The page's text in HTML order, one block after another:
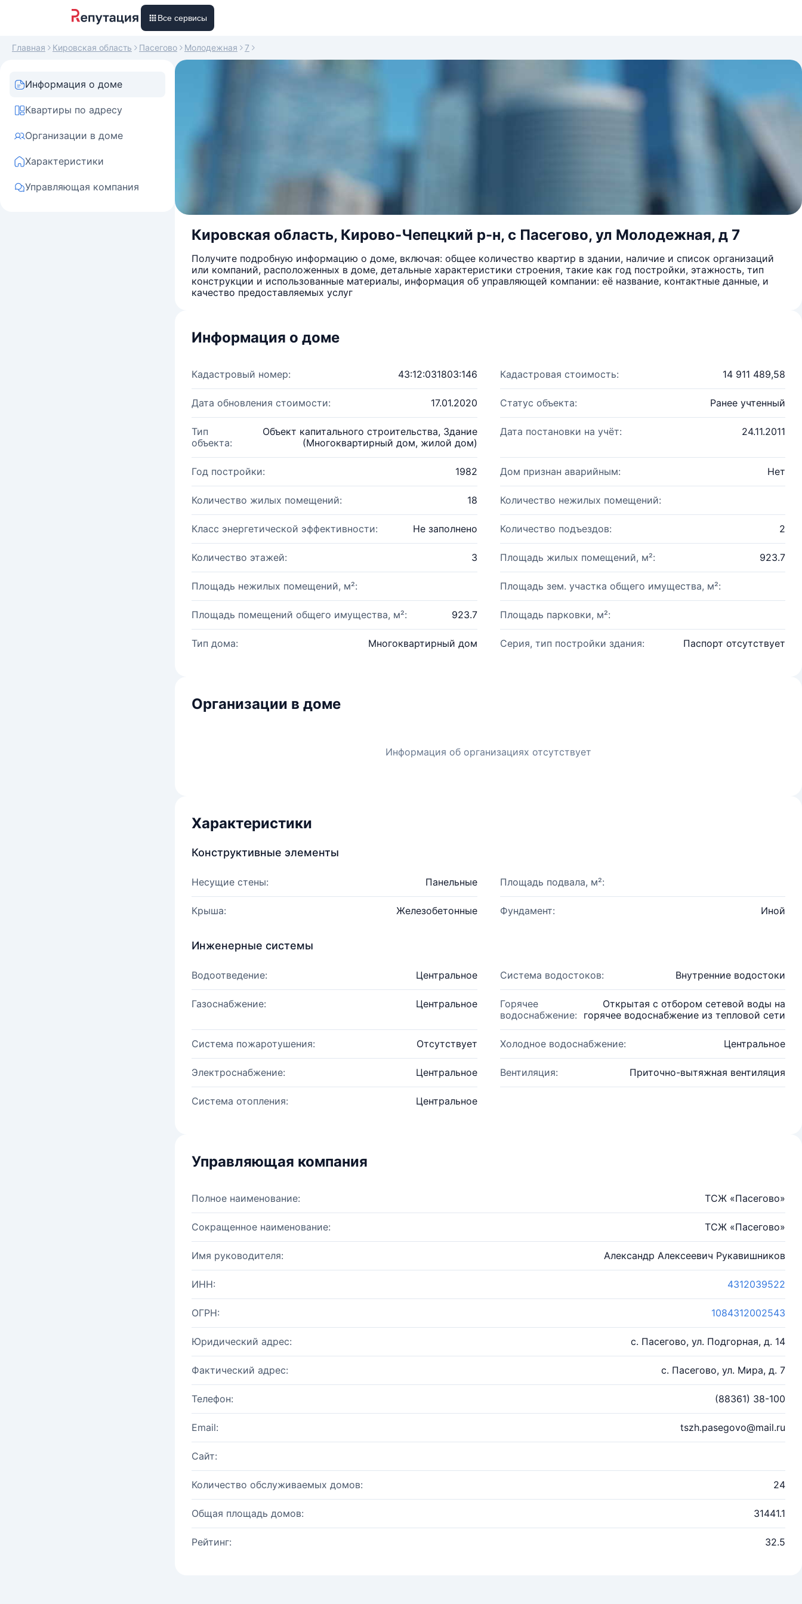
Все сервисы
Главная Кировская область Пасегово Молодежная 7
Информация о доме
Квартиры по адресу
Организации в доме
Характеристики
Управляющая компания
Кировская область, Кирово-Чепецкий р-н, с Пасегово, ул Молодежная, д 7
Получите подробную информацию о доме, включая: общее количество квартир в здании, наличие и список организаций
или компаний, расположенных в доме, детальные характеристики строения, такие как год постройки, этажность, тип
конструкции и использованные материалы, информация об управляющей компании: её название, контактные данные, и
качество предоставляемых услуг
Информация о доме
Кадастровый номер: 43:12:031803:146 Кадастровая стоимость: 14 911 489,58
Дата обновления стоимости: 17.01.2020 Статус объекта: Ранее учтенный
Тип
объекта:
Объект капитального строительства, Здание
(Многоквартирный дом, жилой дом)
Дата постановки на учёт: 24.11.2011
Год постройки: 1982 Дом признан аварийным: Нет
Количество жилых помещений: 18 Количество нежилых помещений:
Класс энергетической эффективности: Не заполнено Количество подъездов: 2
Количество этажей: 3 Площадь жилых помещений, м²: 923.7
Площадь нежилых помещений, м²: Площадь зем. участка общего имущества, м²:
Площадь помещений общего имущества, м²: 923.7 Площадь парковки, м²:
Тип дома: Многоквартирный дом Серия, тип постройки здания: Паспорт отсутствует
Организации в доме
Информация об организациях отсутствует
Характеристики
Конструктивные элементы
Несущие стены: Панельные Площадь подвала, м²:
Крыша: Железобетонные Фундамент: Иной
Инженерные системы
Водоотведение: Центральное Система водостоков: Внутренние водостоки
Газоснабжение: Центральное
Горячее
водоснабжение:
Открытая с отбором сетевой воды на
горячее водоснабжение из тепловой сети
Система пожаротушения: Отсутствует Холодное водоснабжение: Центральное
Электроснабжение: Центральное Вентиляция: Приточно-вытяжная вентиляция
Система отопления: Центральное
Управляющая компания
Полное наименование: ТСЖ «Пасегово»
Сокращенное наименование: ТСЖ «Пасегово»
Имя руководителя: Александр Алексеевич Рукавишников
ИНН: 4312039522
ОГРН: 1084312002543
Юридический адрес: с. Пасегово, ул. Подгорная, д. 14
Фактический адрес: с. Пасегово, ул. Мира, д. 7
Телефон: (88361) 38-100
Email: tszh.pasegovo@mail.ru
Сайт:
Количество обслуживаемых домов: 24
Общая площадь домов: 31441.1
Рейтинг: 32.5